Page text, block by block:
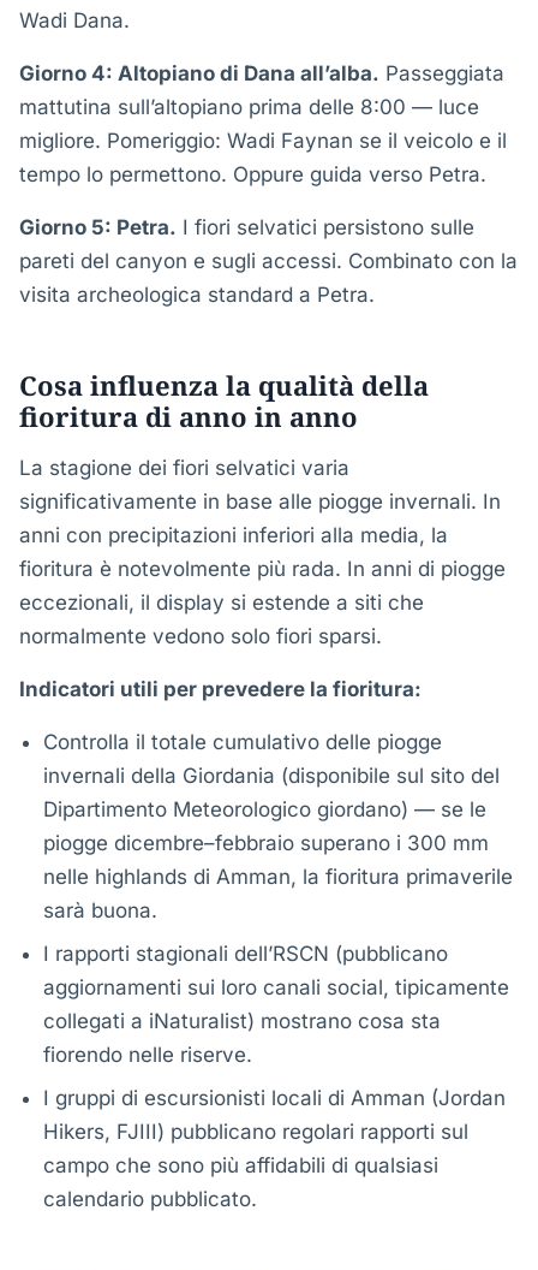
Wadi Dana.
Giorno 4: Altopiano di Dana all’alba. Passeggiata
mattutina sull’altopiano prima delle 8:00 — luce
migliore. Pomeriggio: Wadi Faynan se il veicolo e il
tempo lo permettono. Oppure guida verso Petra.
Giorno 5: Petra. I fiori selvatici persistono sulle
pareti del canyon e sugli accessi. Combinato con la
visita archeologica standard a Petra.
Cosa influenza la qualità della
fioritura di anno in anno
La stagione dei fiori selvatici varia
significativamente in base alle piogge invernali. In
anni con precipitazioni inferiori alla media, la
fioritura è notevolmente più rada. In anni di piogge
eccezionali, il display si estende a siti che
normalmente vedono solo fiori sparsi.
Indicatori utili per prevedere la fioritura:
Controlla il totale cumulativo delle piogge
invernali della Giordania (disponibile sul sito del
Dipartimento Meteorologico giordano) — se le
piogge dicembre–febbraio superano i 300 mm
nelle highlands di Amman, la fioritura primaverile
sarà buona.
I rapporti stagionali dell’RSCN (pubblicano
aggiornamenti sui loro canali social, tipicamente
collegati a iNaturalist) mostrano cosa sta
fiorendo nelle riserve.
I gruppi di escursionisti locali di Amman (Jordan
Hikers, FJIII) pubblicano regolari rapporti sul
campo che sono più affidabili di qualsiasi
calendario pubblicato.